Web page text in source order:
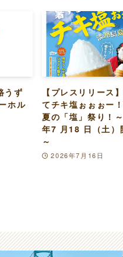
うず
ホル
【プレスリリース
てチキ塩ぉぉぉー
夏の「塩」祭り！
年7 月18 日（土）
～
2026年7月16日